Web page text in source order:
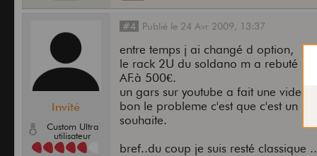
Invité
Custom Ultra
utilisateur
#4 Publié le 24 Avr 2009, 13:37
entre temps j ai changé d option,
le rack 2U du soldano m a rebuté ,
AF.à 500€.
un gars sur youtube a fait une video
bon le probleme c'est que c'est un
souhaite.
bref..du coup je suis resté classique